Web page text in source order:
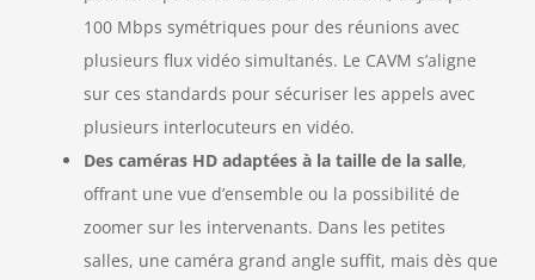
100 Mbps symétriques pour des réunions avec
plusieurs flux vidéo simultanés. Le CAVM s’aligne
sur ces standards pour sécuriser les appels avec
plusieurs interlocuteurs en vidéo.
Des caméras HD adaptées à la taille de la salle,
offrant une vue d’ensemble ou la possibilité de
zoomer sur les intervenants. Dans les petites
salles, une caméra grand angle suffit, mais dès que